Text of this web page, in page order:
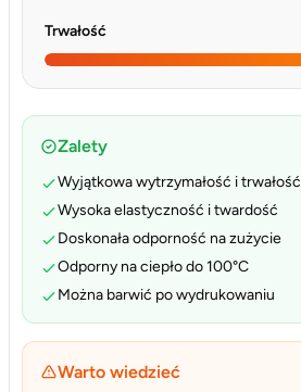
Trwałość
Zalety
Wyjątkowa wytrzymałość i trwałość
Wysoka elastyczność i twardość
Doskonała odporność na zużycie
Odporny na ciepło do 100°C
Można barwić po wydrukowaniu
Warto wiedzieć